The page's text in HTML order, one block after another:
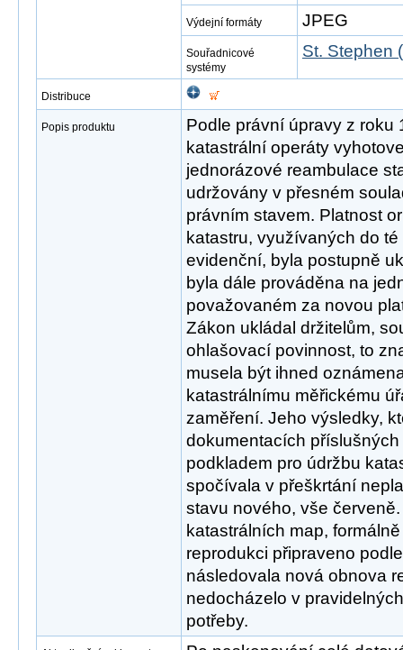
Výdejní formáty JPEG
Souřadnicové
systémy
St. Stephen
Distribuce
Popis produktu
Podle právní úpravy z roku
katastrální operáty
jednorázové reambulace
udržovány v přesném
právním stavem. Platnost
katastru, využívaných do
evidenční, byla postupně
byla dále prováděna na
považovaném za novou
Zákon ukládal držitelům,
ohlašovací povinnost, to
musela být ihned
katastrálnímu měřickému
zaměření. Jeho výsledky,
dokumentacích
podkladem pro údržbu
spočívala v přeškrtání
stavu nového, vše
katastrálních map,
reprodukci připraveno
následovala nová obnova
nedocházelo v
potřeby.